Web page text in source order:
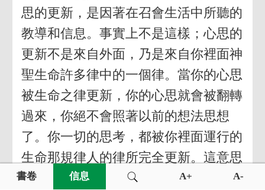
思的更新，是因著在召會生活中所聽的
教導和信息。事實上不是這樣；心思的
更新不是來自外面，乃是來自你裡面神
聖生命許多律中的一個律。當你的心思
被生命之律更新，你的心思就會被翻轉
過來，你絕不會照著以前的想法思想
了。你一切的思考，都被你裡面運行的
生命那規律人的律所完全更新。這意思
是說，神聖的生命已從你的靈裡，長到
書卷 信息 A+ A-